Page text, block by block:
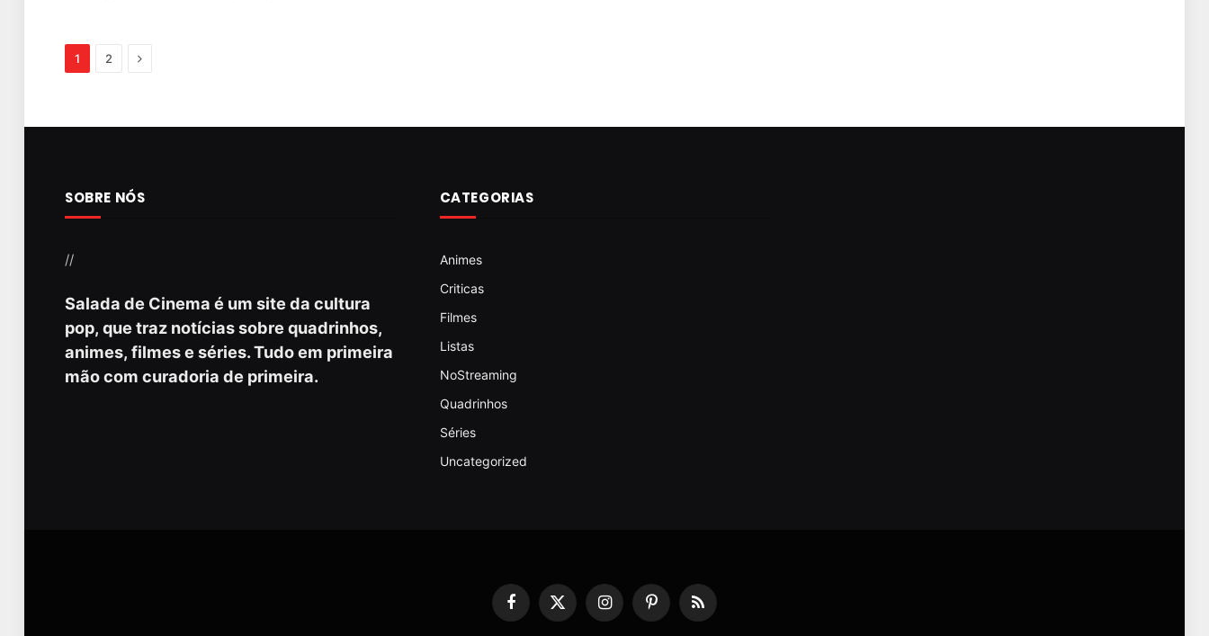
1 2 Next
SOBRE NÓS
//
Salada de Cinema é um site da cultura
pop, que traz notícias sobre quadrinhos,
animes, filmes e séries. Tudo em primeira
mão com curadoria de primeira.
CATEGORIAS
Animes
Criticas
Filmes
Listas
NoStreaming
Quadrinhos
Séries
Uncategorized
Facebook
X
(Twitter)
InstagramPinterestRSS